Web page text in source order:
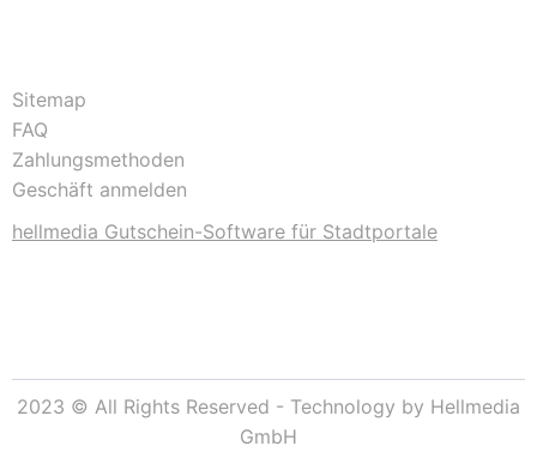
Sitemap
FAQ
Zahlungsmethoden
Geschäft anmelden
hellmedia Gutschein-Software für Stadtportale
2023 © All Rights Reserved - Technology by Hellmedia
GmbH